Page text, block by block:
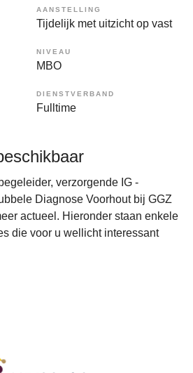
AANSTELLING
Tijdelijk met uitzicht op vast
NIVEAU
MBO
DIENSTVERBAND
Fulltime
verzorgende IG -
Diagnose Voorhout bij GGZ
actueel. Hieronder staan enkele
die voor u wellicht interessant